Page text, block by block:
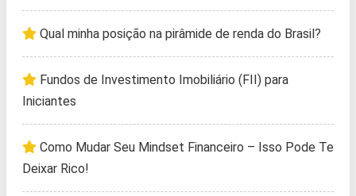
Qual minha posição na pirâmide de renda do Brasil?
Fundos de Investimento Imobiliário (FII) para
Iniciantes
Como Mudar Seu Mindset Financeiro – Isso Pode Te
Deixar Rico!